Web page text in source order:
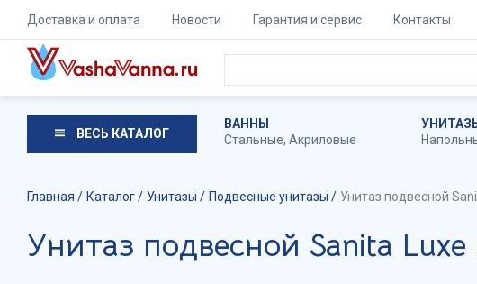
Доставка и оплата Новости Гарантия и сервис Контакты
ВЕСЬ КАТАЛОГ
ВАННЫ
Стальные, Акриловые
Главная Каталог Унитазы Подвесные унитазы Унитаз подвесной
Унитаз подвесной Sanita